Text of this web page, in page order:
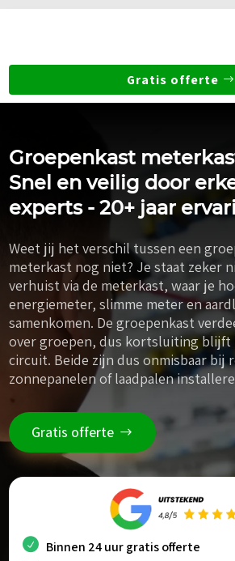
Gratis offerte
Groepenkast
Snel en veilig door
experts - 20+ jaar
Weet jij het verschil tussen een
meterkast nog niet? Je staat zeker
verhuist via de meterkast, waar je
energiemeter, slimme meter en
samenkomen. De groepenkast
over groepen, dus kortsluiting
circuit. Beide zijn dus onmisbaar bij
zonnepanelen of laadpalen
Gratis offerte
Binnen 24 uur gratis offerte